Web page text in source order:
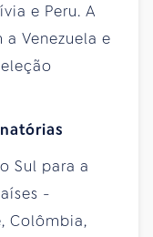
e Peru. A
Venezuela e
Sul para a
-
Colômbia,